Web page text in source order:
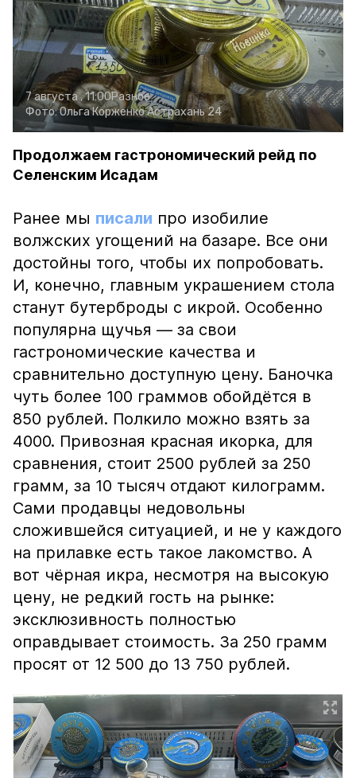
7 августа , 11:00Разное
Фото:Ольга КорженкоАстрахань 24
Продолжаем гастрономический рейд по
Селенским Исадам
Ранее мы писали про изобилие
волжских угощений на базаре. Все они
достойны того, чтобы их попробовать.
И, конечно, главным украшением стола
станут бутерброды с икрой. Особенно
популярна щучья — за свои
гастрономические качества и
сравнительно доступную цену. Баночка
чуть более 100 граммов обойдётся в
850 рублей. Полкило можно взять за
4000. Привозная красная икорка, для
сравнения, стоит 2500 рублей за 250
грамм, за 10 тысяч отдают килограмм.
Сами продавцы недовольны
сложившейся ситуацией, и не у каждого
на прилавке есть такое лакомство. А
вот чёрная икра, несмотря на высокую
цену, не редкий гость на рынке:
эксклюзивность полностью
оправдывает стоимость. За 250 грамм
просят от 12 500 до 13 750 рублей.